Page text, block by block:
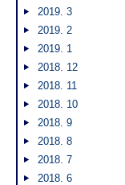
2019. 3
2019. 2
2019. 1
2018. 12
2018. 11
2018. 10
2018. 9
2018. 8
2018. 7
2018. 6